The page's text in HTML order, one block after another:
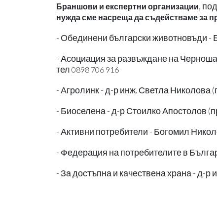
Браншови и експертни организации,
нужда сме насреща да съдействаме за
- Обединени български животновъди -
- Асоциация за развъждане на
тел 0898 706 916
- Агролинк - д-р инж. Светла Николова
- Биоселена - д-р Стоилко Апостолов
- Активни потребители - Богомил
- Федерация на потребителите в
- За достъпна и качествена храна - д-